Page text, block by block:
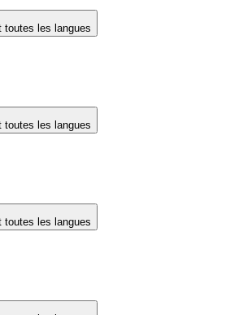
toutes les langues
toutes les langues
toutes les langues